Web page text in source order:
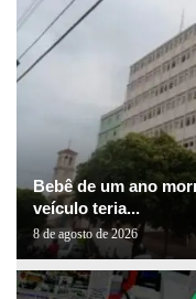
Bebê de um ano
veículo teria...
8 de agosto de 2026